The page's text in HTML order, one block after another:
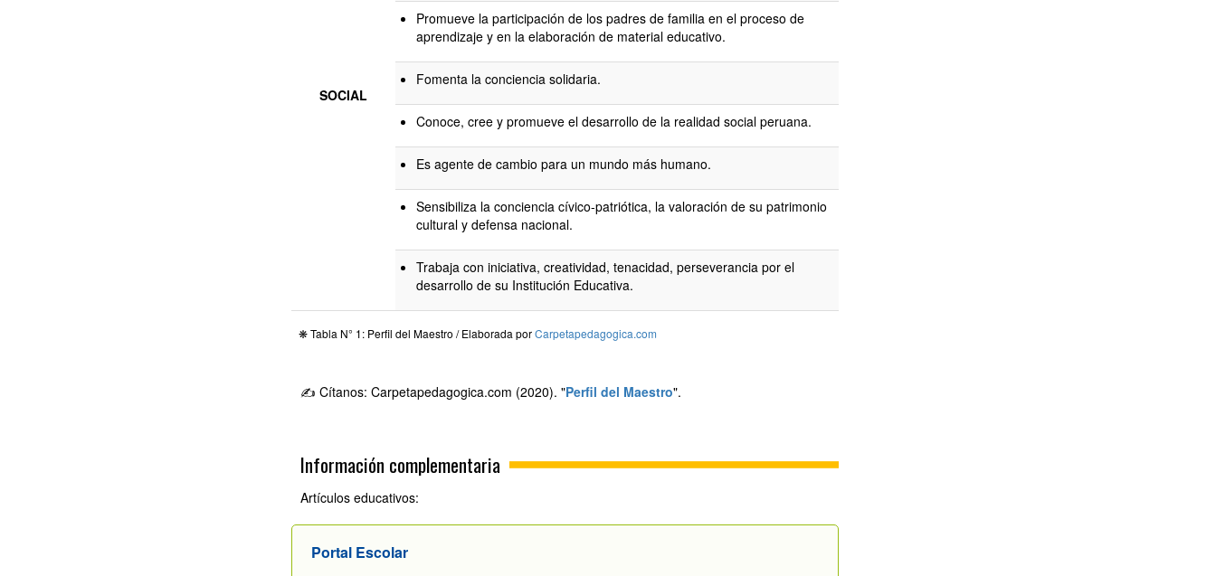
SOCIAL
Promueve la participación de los padres de familia en el proceso de
aprendizaje y en la elaboración de material educativo.
Fomenta la conciencia solidaria.
Conoce, cree y promueve el desarrollo de la realidad social peruana.
Es agente de cambio para un mundo más humano.
Sensibiliza la conciencia cívico-patriótica, la valoración de su patrimonio
cultural y defensa nacional.
Trabaja con iniciativa, creatividad, tenacidad, perseverancia por el
desarrollo de su Institución Educativa.
❋ Tabla N° 1: Perfil del Maestro / Elaborada porCarpetapedagogica.com
✍ Cítanos: Carpetapedagogica.com (2020). "Perfil del Maestro".
Información complementaria
Artículos educativos:
Portal Escolar